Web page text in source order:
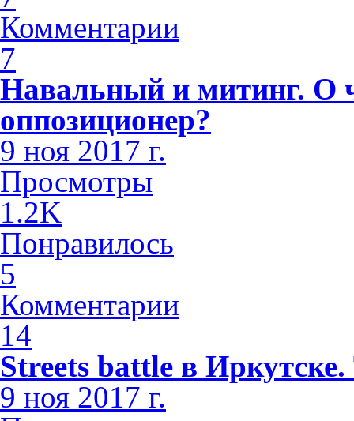
Комментарии
7
Навальный и митинг. О
оппозиционер?
9 ноя 2017 г.
Просмотры
1.2K
Понравилось
5
Комментарии
14
Streets battle в
9 ноя 2017 г.